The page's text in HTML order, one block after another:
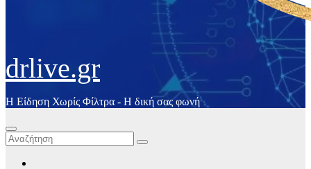
drlive.gr
Η Είδηση Χωρίς Φίλτρα - H δική σας φωνή